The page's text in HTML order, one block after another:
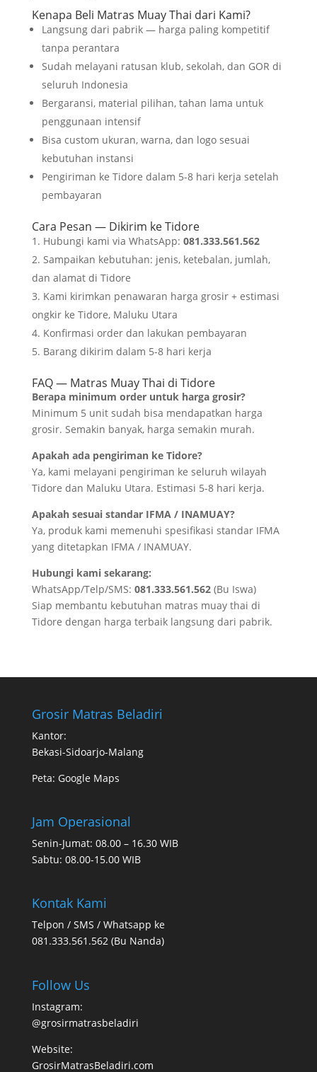
Kenapa Beli Matras Muay Thai dari Kami?
Langsung dari pabrik — harga paling kompetitif
tanpa perantara
Sudah melayani ratusan klub, sekolah, dan GOR di
seluruh Indonesia
Bergaransi, material pilihan, tahan lama untuk
penggunaan intensif
Bisa custom ukuran, warna, dan logo sesuai
kebutuhan instansi
Pengiriman ke Tidore dalam 5-8 hari kerja setelah
pembayaran
Cara Pesan — Dikirim ke Tidore
Hubungi kami via WhatsApp: 081.333.561.562
Sampaikan kebutuhan: jenis, ketebalan, jumlah,
dan alamat di Tidore
Kami kirimkan penawaran harga grosir + estimasi
ongkir ke Tidore, Maluku Utara
Konfirmasi order dan lakukan pembayaran
Barang dikirim dalam 5-8 hari kerja
FAQ — Matras Muay Thai di Tidore
Berapa minimum order untuk harga grosir?
Minimum 5 unit sudah bisa mendapatkan harga
grosir. Semakin banyak, harga semakin murah.
Apakah ada pengiriman ke Tidore?
Ya, kami melayani pengiriman ke seluruh wilayah
Tidore dan Maluku Utara. Estimasi 5-8 hari kerja.
Apakah sesuai standar IFMA / INAMUAY?
Ya, produk kami memenuhi spesifikasi standar IFMA
yang ditetapkan IFMA / INAMUAY.
Hubungi kami sekarang:
WhatsApp/Telp/SMS: 081.333.561.562(Bu Iswa)
Siap membantu kebutuhan matras muay thai di
Tidore dengan harga terbaik langsung dari pabrik.
Grosir Matras Beladiri
Kantor:
Bekasi-Sidoarjo-Malang
Peta: Google Maps
Jam Operasional
Senin-Jumat: 08.00 – 16.30 WIB
Sabtu: 08.00-15.00 WIB
Kontak Kami
Telpon / SMS / Whatsapp ke
081.333.561.562 (Bu Nanda)
Follow Us
Instagram:
@grosirmatrasbeladiri
Website:
GrosirMatrasBeladiri.com